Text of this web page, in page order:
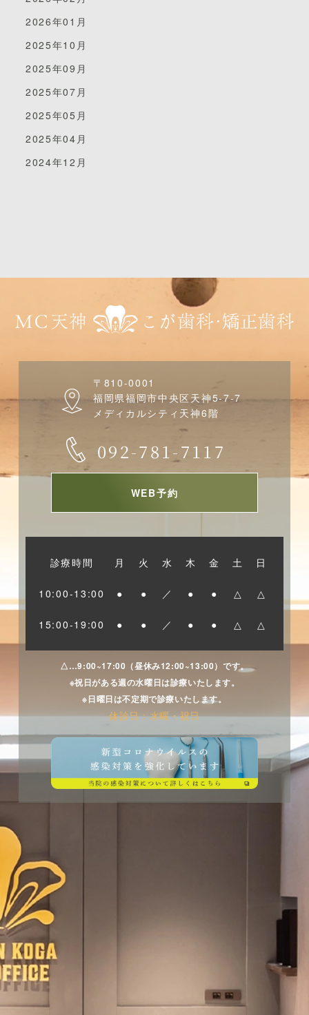
MC天神こが歯科
福岡市中央区天神5-7-7メディカルシティ天神6F
※天神北交差点そば
※「那の津口」「天神北ノース天神前」バス停近く
※天神地下街「東１a」出口より徒歩５分
オーラルヒーリング（５０分） ¥11,000（税込み）
お口周りの「こり」をアロマトリートメントでほぐす癒
・カウンセリング
・アロマトリートメント（フェイシャル・デコルテ）
・歯肉マッサージ
・セルフケアアドバイス
込み）
1日で歯がキレイになる＋歯ぐきの血行促進＋唇ケアも
できる
・カウンセリング
・クリーニング
・PMTC（歯のバイキン膜を除去するとともに艶を出し
ツルツルの気持ちいい歯へ）
・歯肉マッサージ
・リップエステ
シングルメニューのみの施術をご希望の方はご相談承っ
ておりますのでお声掛けください。。
ただいま、全メニュー半額オフキャンペーン中です☆
（おひとり様一回限り。９月３０日まで。）
お気軽にお問い合わせくださいませ。
に活かすことができます！
オーラルヒーリング（５０分） ¥11,000（税込み）
お口周りの「こり」をアロマトリートメントでほぐす癒
・歯肉マッサージ
・セルフケアアドバイス
トリートメントオーラルエステ（60分） ¥12,100（税
1日で歯がキレイになる＋歯ぐきの血行促進＋唇ケアも
・カウンセリング
・クリーニング
・PMTC（歯のバイキン膜を除去するとともに艶を出し
ツルツルの気持ちいい歯へ）
・歯肉マッサージ
上記セットメニュー以外に
シングルメニューのみの施術をご希望の方はご相談承っ
ておりますのでお声掛けください。。
ただいま、全メニュー半額オフキャンペーン中です☆
（おひとり様一回限り。９月３０日まで。）
のような効果がうまれます。
歯科の知識をもつ私たちが施術するので、頭部顎顔面の
なにより、私たち歯科医療従事者（歯科医師・歯科衛生
す。
はありますが、お一人お一人の身体の状況は違いますの
いたします。
「健康」「美」「癒し」を皆様へ・・・
当院のデンタルエステメニューです。
オーラルヒーリング（５０分） ¥11,000（税込み）
お口周りの「こり」をアロマトリートメントでほぐす癒
・カウンセリング
・アロマトリートメント（フェイシャル・デコルテ）
・ヘッドマッサージ
・歯肉マッサージ
込み）
1日で歯がキレイになる＋歯ぐきの血行促進＋唇ケアも
できる
・カウンセリング
・クリーニング
・PMTC（歯のバイキン膜を除去するとともに艶を出し
ツルツルの気持ちいい歯へ）
・歯肉マッサージ
2026年01月
2025年10月
2025年09月
2025年07月
2025年05月
2025年04月
2024年12月
〒810-0001
福岡県福岡市中央区天神5-7-7
メディカルシティ天神6階
092-781-7117
WEB予約
診療時間 月 火 水 木 金 土 日
10:00-13:00 ● ● ／ ● ● △ △
15:00-19:00 ● ● ／ ● ● △ △
△…9:00~17:00（昼休み12:00~13:00）です。
※祝日がある週の水曜日は診療いたします。
※日曜日は不定期で診療いたします。
休診日：水曜・祝日